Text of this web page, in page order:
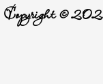
Copyright ©